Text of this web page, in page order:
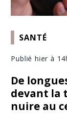
SANTÉ
Publié hier à
De
devant la
nuire au